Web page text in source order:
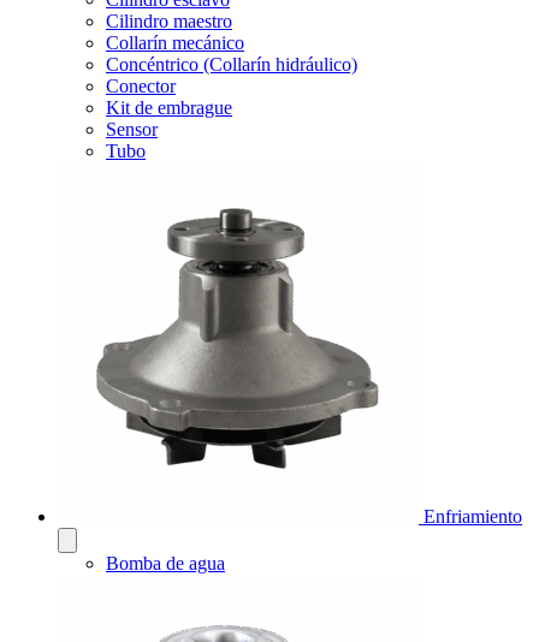
Cilindro maestro
Collarín mecánico
Concéntrico (Collarín hidráulico)
Conector
Kit de embrague
Sensor
Tubo
Enfriamiento
Bomba de agua